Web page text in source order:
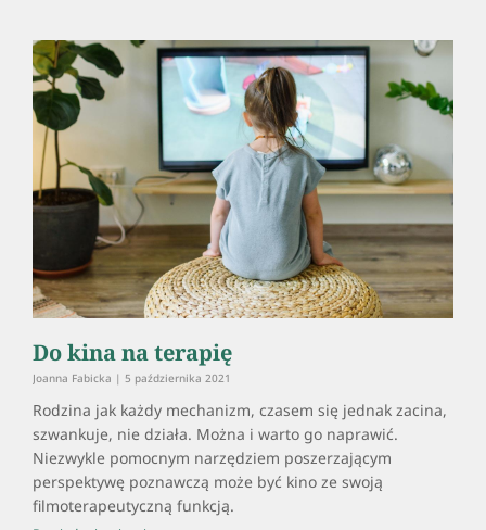
Do kina na terapię
Joanna Fabicka 5 października 2021
Rodzina jak każdy mechanizm, czasem się jednak zacina,
szwankuje, nie działa. Można i warto go naprawić.
Niezwykle pomocnym narzędziem poszerzającym
perspektywę poznawczą może być kino ze swoją
filmoterapeutyczną funkcją.